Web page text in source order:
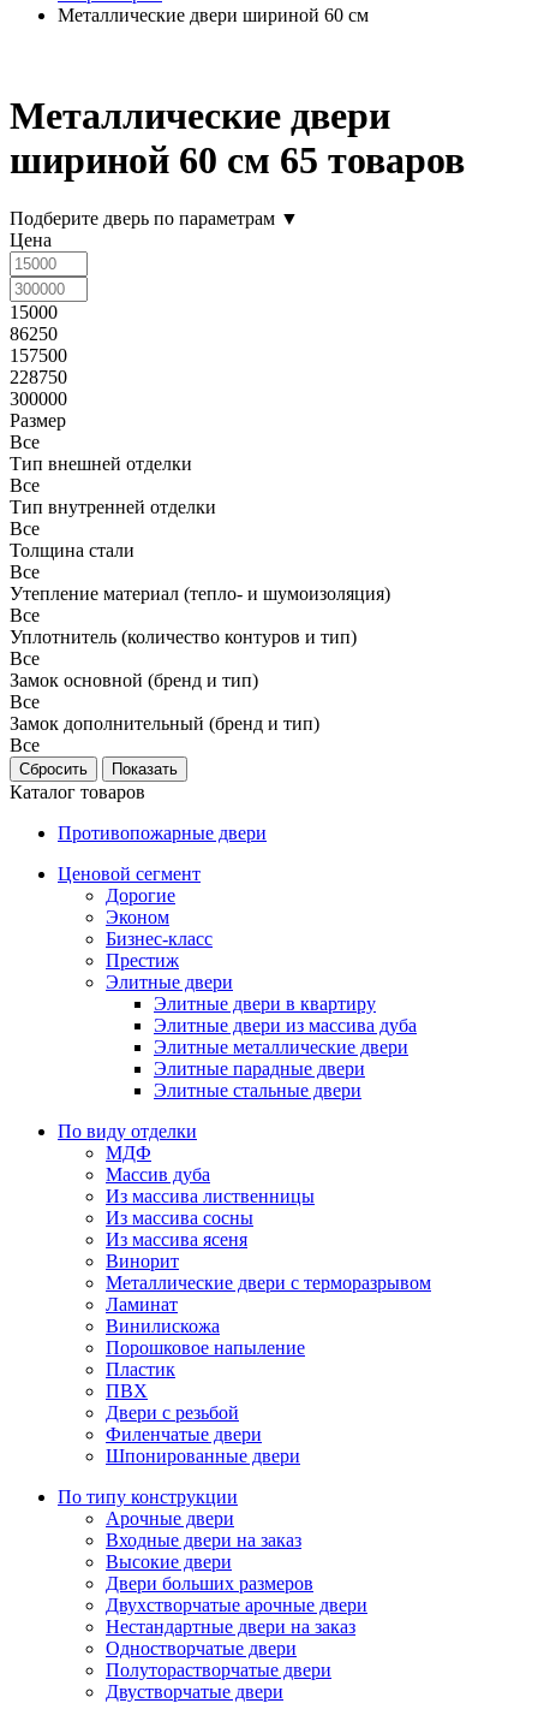
Металлические двери шириной 60 см
Металлические двери
шириной 60 см 65 товаров
Подберите дверь по параметрам ▼
Цена
15000
86250
157500
228750
300000
Размер
Все
Тип внешней отделки
Все
Тип внутренней отделки
Все
Толщина стали
Все
Утепление материал (тепло- и шумоизоляция)
Все
Уплотнитель (количество контуров и тип)
Все
Замок основной (бренд и тип)
Все
Замок дополнительный (бренд и тип)
Все
Каталог товаров
Противопожарные двери
Ценовой сегмент
Дорогие
Эконом
Бизнес-класс
Престиж
Элитные двери
Элитные двери в квартиру
Элитные двери из массива дуба
Элитные металлические двери
Элитные парадные двери
Элитные стальные двери
По виду отделки
МДФ
Массив дуба
Из массива лиственницы
Из массива сосны
Из массива ясеня
Винорит
Металлические двери с терморазрывом
Ламинат
Винилискожа
Порошковое напыление
Пластик
ПВХ
Двери с резьбой
Филенчатые двери
Шпонированные двери
По типу конструкции
Арочные двери
Входные двери на заказ
Высокие двери
Двери больших размеров
Двухстворчатые арочные двери
Нестандартные двери на заказ
Одностворчатые двери
Полуторастворчатые двери
Двустворчатые двери